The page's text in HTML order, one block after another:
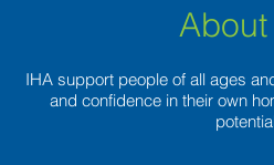
IHA support people of all ages
and confidence in their own